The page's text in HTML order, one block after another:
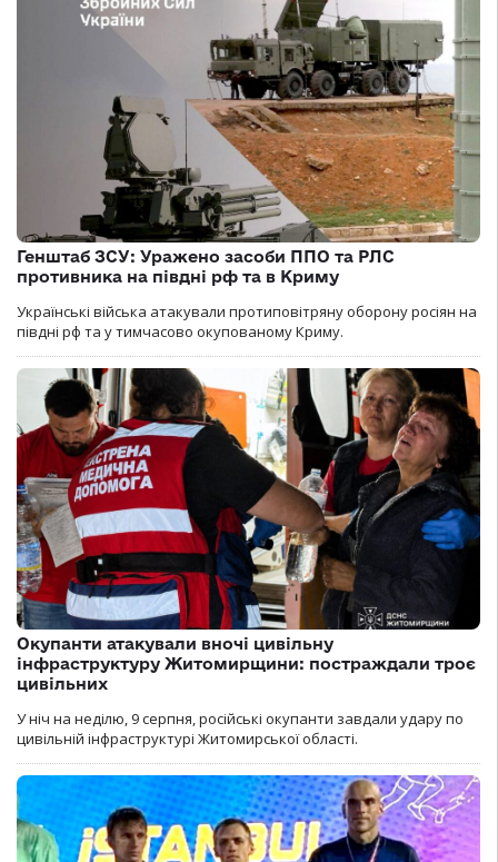
Генштаб ЗСУ: Уражено засоби ППО та РЛС
противника на півдні рф та в Криму
Українські війська атакували протиповітряну оборону росіян на
півдні рф та у тимчасово окупованому Криму.
Окупанти атакували вночі цивільну
інфраструктуру Житомирщини: постраждали троє
цивільних
У ніч на неділю, 9 серпня, російські окупанти завдали удару по
цивільній інфраструктурі Житомирської області.